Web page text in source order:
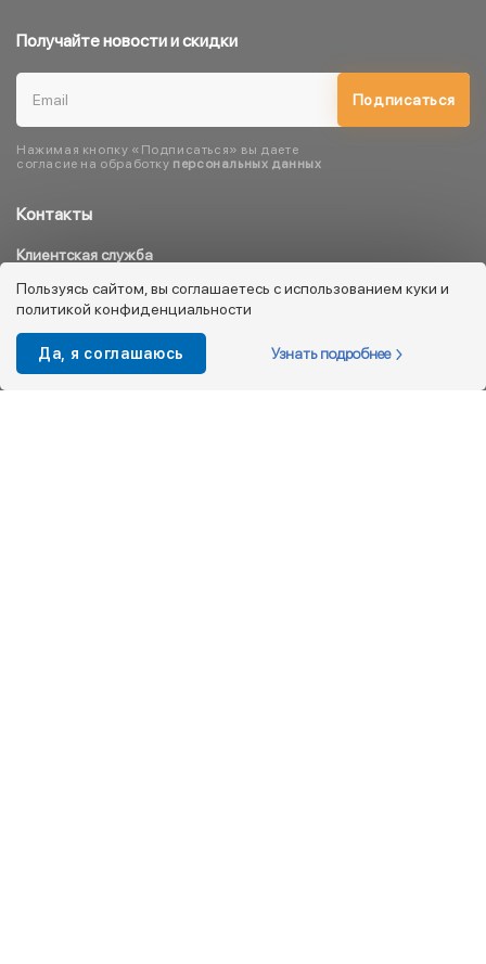
Контакты
Клиентская служба
8 800 333 08 45
info@kotofey.ru
Магазины в Москва (50)
Получайте новости и скидки
Подписаться
Нажимая кнопку «Подписаться» вы даете
согласие на обработку персональных данных
Пользуясь сайтом, вы соглашаетесь с использованием куки и
политикой конфиденциальности
Да, я соглашаюсь Узнать подробнее